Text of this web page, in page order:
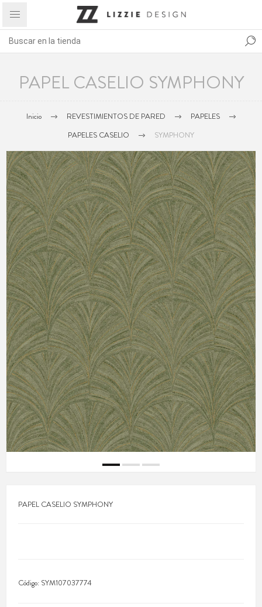
PAPEL CASELIO SYMPHONY
Inicio REVESTIMIENTOS DE PARED
PAPELES
PAPELES CASELIO
SYMPHONY
PAPEL CASELIO SYMPHONY
Código: SYM107037774